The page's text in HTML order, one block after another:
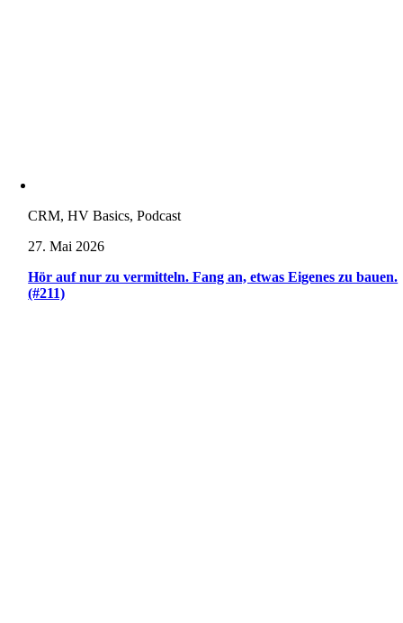
CRM, HV Basics, Podcast
27. Mai 2026
Hör auf nur zu vermitteln. Fang an, etwas Eigenes zu bauen.
(#211)